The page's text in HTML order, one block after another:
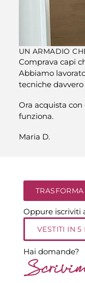
UN ARMADIO
Comprava capi
Abbiamo
tecniche
Ora acquista
funziona.
Maria D.
Oppure iscriviti
VESTITI IN 5
Hai domande?